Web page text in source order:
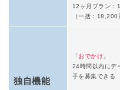
12ヶ月プラン：
（一括：18,200
独自機能
「おでかけ 」
24時間以内にデ
手を募集できる